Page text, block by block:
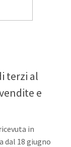
terzi al
e
in
dal 18 giugno